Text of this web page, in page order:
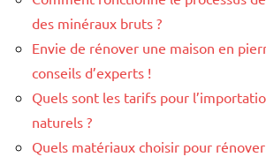
des minéraux bruts ?
Envie de rénover une maison en
conseils d’experts !
Quels sont les tarifs pour
naturels ?
Quels matériaux choisir pour